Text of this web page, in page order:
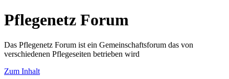
Pflegenetz Forum
Das Pflegenetz Forum ist ein Gemeinschaftsforum das von
verschiedenen Pflegeseiten betrieben wird
Zum Inhalt